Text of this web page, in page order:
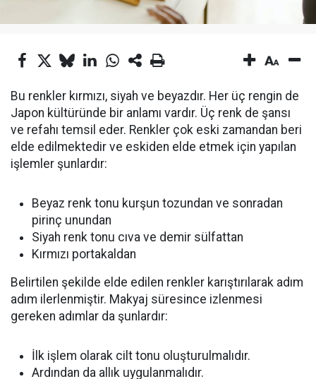
Bu renkler kırmızı, siyah ve beyazdır. Her üç rengin de
Japon kültüründe bir anlamı vardır. Üç renk de şansı
ve refahı temsil eder. Renkler çok eski zamandan beri
elde edilmektedir ve eskiden elde etmek için yapılan
işlemler şunlardır:
Beyaz renk tonu kurşun tozundan ve sonradan
pirinç unundan
Siyah renk tonu cıva ve demir sülfattan
Kırmızı portakaldan
Belirtilen şekilde elde edilen renkler karıştırılarak adım
adım ilerlenmiştir. Makyaj süresince izlenmesi
gereken adımlar da şunlardır:
İlk işlem olarak cilt tonu oluşturulmalıdır.
Ardından da allık uygulanmalıdır.